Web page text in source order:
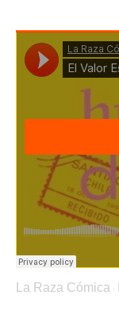
La Raza Cómica ·